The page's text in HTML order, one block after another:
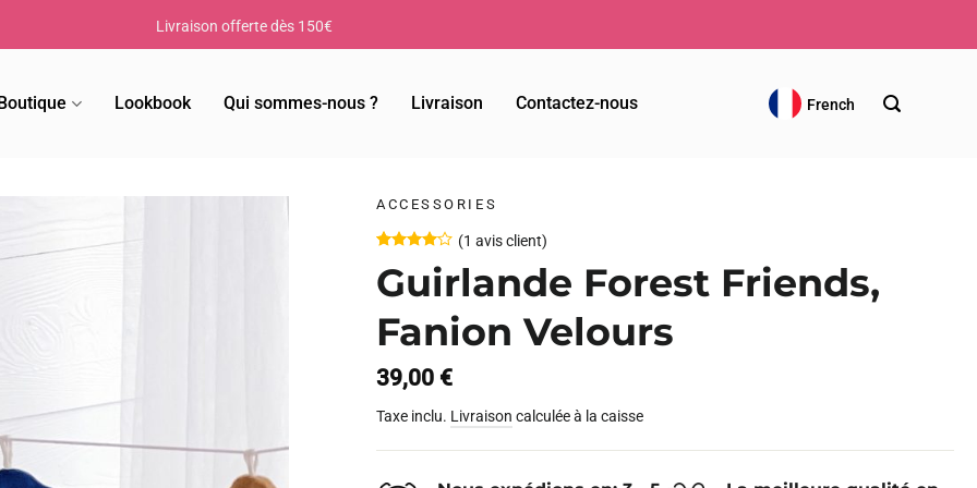
Livraison offerte dès 150€
Lookbook Qui sommes-nous ? Livraison Contactez-nous French
ACCESSORIES
4.00 sur
5 basé
notation
client
(1 avis client)
Guirlande Forest Friends,
Fanion Velours
39,00 €
Taxe inclu. Livraison calculée à la caisse